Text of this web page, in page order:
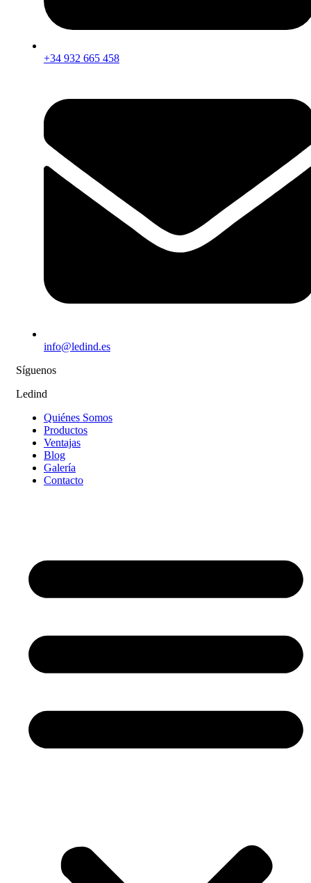
+34 932 665 458‬
info@ledind.es
Síguenos
Ledind
Quiénes Somos
Productos
Ventajas
Blog
Galería
Contacto